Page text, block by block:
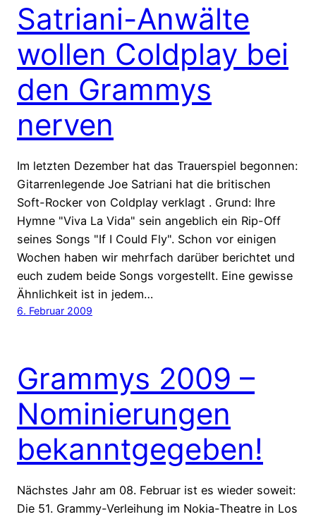
Satriani-Anwälte
wollen Coldplay bei
den Grammys
nerven
Im letzten Dezember hat das Trauerspiel begonnen:
Gitarrenlegende Joe Satriani hat die britischen
Soft-Rocker von Coldplay verklagt . Grund: Ihre
Hymne "Viva La Vida" sein angeblich ein Rip-Off
seines Songs "If I Could Fly". Schon vor einigen
Wochen haben wir mehrfach darüber berichtet und
euch zudem beide Songs vorgestellt. Eine gewisse
Ähnlichkeit ist in jedem…
6. Februar 2009
Grammys 2009 –
Nominierungen
bekanntgegeben!
Nächstes Jahr am 08. Februar ist es wieder soweit:
Die 51. Grammy-Verleihung im Nokia-Theatre in Los